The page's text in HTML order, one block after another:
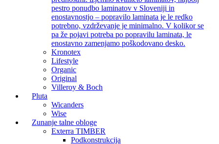
pestro ponudbo laminatov v Sloveniji in
enostavnostjo – popravilo laminata je le redko
potrebno, vzdrževanje je minimalno. V kolikor se
pa že pojavi potreba po popravilu laminata, le
enostavno zamenjamo poškodovano desko.
Kronotex
Lifestyle
Organic
Original
Villeroy & Boch
Pluta
Wicanders
Wise
Zunanje talne obloge
Exterra TIMBER
Podkonstrukcija